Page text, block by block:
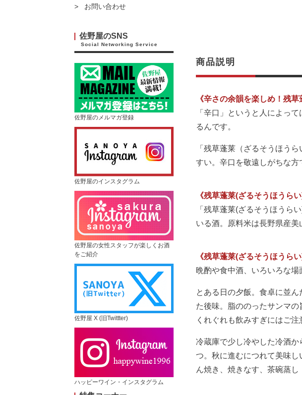
お問い合わせ
佐野屋のSNS
Social Networking Service
佐野屋のメルマガ登録
佐野屋のインスタグラム
佐野屋の女性スタッフが楽しくお酒
をご紹介
佐野屋 X (旧Twittter)
ハッピーワイン・インスタグラム
商品説明
《辛さの余韻を楽しめ！残
「辛口」というと人によっ
るんです。
「残草蓬莱（ざるそうほう
すい。辛口を敬遠しがちな方
《残草蓬莱(ざるそうほうら
「残草蓬莱(ざるそうほうら
いる酒。原料米は長野県産美
《残草蓬莱(ざるそうほうら
晩酌や食中酒、いろいろな場
とある日の夕飯。食卓に並
た後味。脂ののったサンマの
くれぐれも飲みすぎにはご注
冷蔵庫で少し冷やした冷酒
つ。秋に進むにつれて美味
ん焼き、焼きなす、茶碗蒸